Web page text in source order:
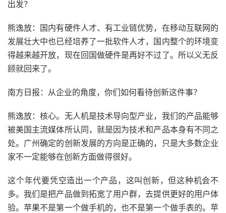
出发？
熊逸放：国内有硬件人才、有工业链优势，在移动互联网的
发展壮大中也已经培养了一批软件人才，国内整个的环境变
得越来越开放，现在回国做硬件是再好不过了。所以义无反
顾就回来了。
南方日报：从企业的角度，你们如何看待创新这件事？
熊逸放：核心。无人机是技术导向型产业，我们的产品能够
被美国主流媒体所认同，就是因为技术和产品本身有不同之
处。广州确定的创新发展的方向是正确的，只是大多数企业
家不一定能够在创新方面做得很好。
这个年代要凭空造出一个产品，这叫创新，但这种机会不
多。我们是把产品做到拓宽了用户群，去提供更好的用户体
验。苹果不是第一个做手机的，也不是第一个做手表的。苹